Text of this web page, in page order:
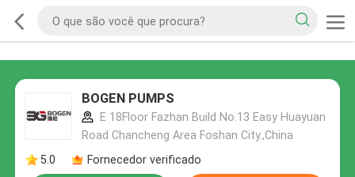
BOGEN PUMPS
E 18Floor Fazhan Build No.13 Easy Huayuan
Road Chancheng Area Foshan City.,China
5.0
Fornecedor verificado